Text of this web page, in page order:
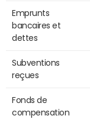
Emprunts
bancaires et
dettes
Subventions
reçues
Fonds de
compensation